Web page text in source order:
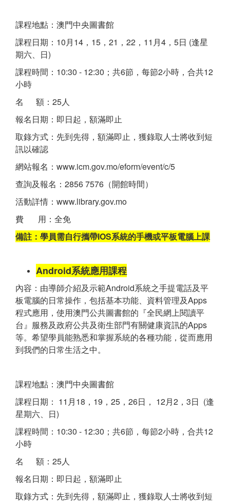
課程地點：澳門中央圖書館
課程日期：10月14，15，21，22，11月4，5日 (逢星
期六、日)
課程時間：10:30 - 12:30；共6節，每節2小時，合共12
小時
名 額：25人
報名日期：即日起，額滿即止
取錄方式：先到先得，額滿即止，獲錄取人士將收到短
訊以確認
網站報名：www.icm.gov.mo/eform/event/c/5
查詢及報名：2856 7576（開館時間）
活動詳情：www.library.gov.mo
費 用：全免
備註：學員需自行攜帶IOS系統的手機或平板電腦上課
Android系統應用課程
內容：由導師介紹及示範Android系統之手提電話及平
板電腦的日常操作，包括基本功能、資料管理及Apps
程式應用，使用澳門公共圖書館的『全民網上閱讀平
台』服務及政府公共及衛生部門有關健康資訊的Apps
等。希望學員能熟悉和掌握系統的各種功能，從而應用
到我們的日常生活之中。
課程地點：澳門中央圖書館
課程日期： 11月18，19，25，26日， 12月2，3日 (逢
星期六、日)
課程時間：10:30 - 12:30；共6節，每節2小時，合共12
小時
名 額：25人
報名日期：即日起，額滿即止
取錄方式：先到先得，額滿即止，獲錄取人士將收到短